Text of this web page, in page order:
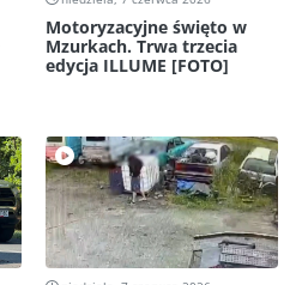
Motoryzacyjne święto w
Mzurkach. Trwa trzecia
edycja ILLUME [FOTO]